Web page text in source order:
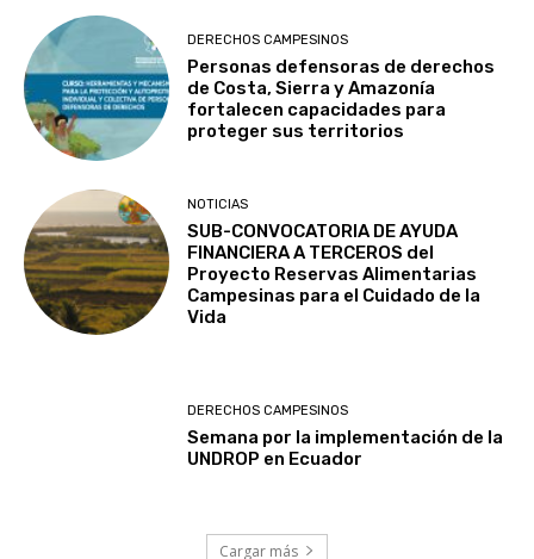
DERECHOS CAMPESINOS
Personas defensoras de derechos
de Costa, Sierra y Amazonía
fortalecen capacidades para
proteger sus territorios
NOTICIAS
SUB-CONVOCATORIA DE AYUDA
FINANCIERA A TERCEROS del
Proyecto Reservas Alimentarias
Campesinas para el Cuidado de la
Vida
DERECHOS CAMPESINOS
Semana por la implementación de la
UNDROP en Ecuador
Cargar más